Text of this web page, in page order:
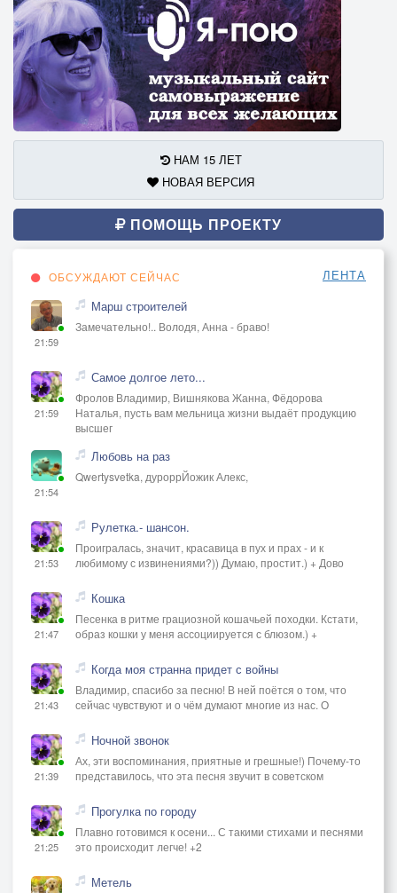
НАМ 15 ЛЕТ
НОВАЯ ВЕРСИЯ
ПОМОЩЬ ПРОЕКТУ
ОБСУЖДАЮТ СЕЙЧАС ЛЕНТА
21:59
Марш строителей
Замечательно!.. Володя, Анна - браво!
21:59
Самое долгое лето...
Фролов Владимир, Вишнякова Жанна, Фёдорова
Наталья, пусть вам мельница жизни выдаёт продукцию
высшег
21:54
Любовь на раз
Qwertysvetka, дуроррЙожик Алекс,
21:53
Рулетка.- шансон.
Проигралась, значит, красавица в пух и прах - и к
любимому с извинениями?)) Думаю, простит.) + Дово
21:47
Кошка
Песенка в ритме грациозной кошачьей походки. Кстати,
образ кошки у меня ассоциируется с блюзом.) +
21:43
Когда моя странна придет с войны
Владимир, спасибо за песню! В ней поётся о том, что
сейчас чувствуют и о чём думают многие из нас. О
21:39
Ночной звонок
Ах, эти воспоминания, приятные и грешные!) Почему-то
представилось, что эта песня звучит в советском
21:25
Прогулка по городу
Плавно готовимся к осени... С такими стихами и песнями
это происходит легче! +2
Метель